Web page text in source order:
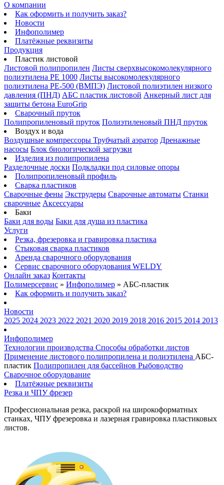
О компании
Как оформить и получить заказ?
Новости
Инфополимер
Платёжные реквизиты
Продукция
Пластик листовой
Листовой полипропилен Листы сверхвысокомолекулярного
полиэтилена PE 1000 Листы высокомолекулярного
полиэтилена РЕ-500 (ВМПЭ) Листовой полиэтилен низкого
давления (ПНД) АБС пластик листовой Анкерный лист для
защиты бетона EuroGrip
Сварочный пруток
Полипропиленовый пруток Полиэтиленовый ПНД пруток
Воздух и вода
Воздушные компрессоры Трубчатый аэратор Дренажные
насосы Блок биологической загрузки
Изделия из полипропилена
Разделочные доски Подкладки под силовые опоры
Полипропиленовый профиль
Сварка пластиков
Сварочные фены Экструдеры Сварочные автоматы Станки
сварочные Аксессуары
Баки
Баки для воды Баки для душа из пластика
Услуги
Резка, фрезеровка и гравировка пластика
Стыковая сварка пластиков
Аренда сварочного оборудования
Сервис сварочного оборудования WELDY
Онлайн заказ Контакты
Полимерсервис » Инфополимер » АБС-пластик
Как оформить и получить заказ?
Новости
2025 2024 2023 2022 2021 2020 2019 2018 2016 2015 2014 2013
Инфополимер
Технологии производства Способы обработки листов
Применение листового полипропилена и полиэтилена АБС-
пластик Полипропилен для бассейнов Рыбоводство
Сварочное оборудование
Платёжные реквизиты
Резка и ЧПУ фрезер
Профессиональная резка, раскрой на широкоформатных
станках, ЧПУ фрезеровка и лазерная гравировка пластиковых
листов.